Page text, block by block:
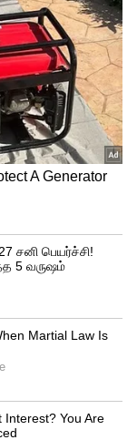
இஷான்
கொடுத்து
அணி.